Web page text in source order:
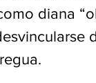
diana